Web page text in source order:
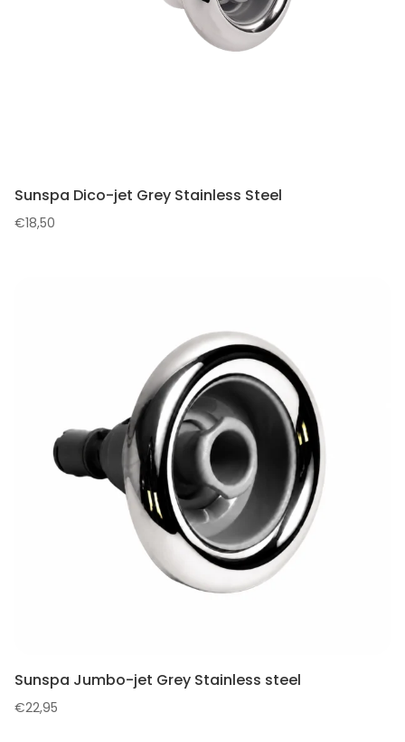
Sunspa Dico-jet Grey Stainless Steel
€18,50
Sunspa Jumbo-jet Grey Stainless steel
€22,95